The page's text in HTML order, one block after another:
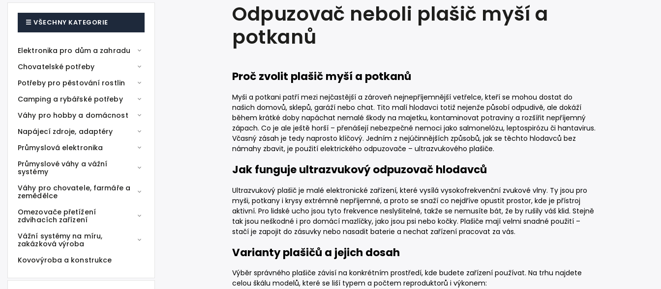
Elektronika pro dům a zahradu
Chovatelské potřeby
Potřeby pro pěstování rostlin
Camping a rybářské potřeby
Váhy pro hobby a domácnost
Napájecí zdroje, adaptéry
Průmyslová elektronika
Průmyslové váhy a vážní
systémy
Váhy pro chovatele, farmáře a
zemědělce
Omezovače přetížení
zdvihacích zařízení
Vážní systémy na míru,
zakázková výroba
Kovovýroba a konstrukce
Odpuzovač neboli plašič myší a
potkanů
Proč zvolit plašič myší a potkanů
Myši a potkani patří mezi nejčastější a zároveň nejnepříjemnější vetřelce, kteří se mohou dostat do
našich domovů, sklepů, garáží nebo chat. Tito malí hlodavci totiž nejenže působí odpudivě, ale dokáží
během krátké doby napáchat nemalé škody na majetku, kontaminovat potraviny a rozšířit nepříjemný
zápach. Co je ale ještě horší – přenášejí nebezpečné nemoci jako salmonelózu, leptospirózu či hantavirus.
Včasný zásah je tedy naprosto klíčový. Jedním z nejúčinnějších způsobů, jak se těchto hlodavců bez
námahy zbavit, je použití elektrického odpuzovače – ultrazvukového plašiče.
Jak funguje ultrazvukový odpuzovač hlodavců
Ultrazvukový plašič je malé elektronické zařízení, které vysílá vysokofrekvenční zvukové vlny. Ty jsou pro
myši, potkany i krysy extrémně nepříjemné, a proto se snaží co nejdříve opustit prostor, kde je přístroj
aktivní. Pro lidské ucho jsou tyto frekvence neslyšitelné, takže se nemusíte bát, že by rušily váš klid. Stejně
tak jsou neškodné i pro domácí mazlíčky, jako jsou psi nebo kočky. Plašiče mají velmi snadné použití –
stačí je zapojit do zásuvky nebo nasadit baterie a nechat zařízení pracovat za vás.
Varianty plašičů a jejich dosah
Výběr správného plašiče závisí na konkrétním prostředí, kde budete zařízení používat. Na trhu najdete
celou škálu modelů, které se liší typem a počtem reproduktorů i výkonem: